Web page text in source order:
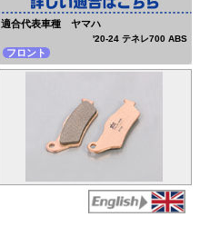
適合代表車種 ヤマハ
'20-24 テネレ700 ABS
フロント